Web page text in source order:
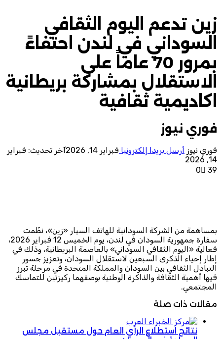
زين تدعم اليوم الثقافي
السوداني في لندن احتفاءً
بمرور 70 عاماً على
الاستقلال بمشاركة بريطانية
اكاديمية ثقافية
فوري نيوز
فوري نيوز أرسل بريدا إلكترونيا فبراير 14, 2026
آخر تحديث: فبراير
14, 2026
0
39
بمساهمة من الشركة السودانية للهاتف السيار «زين»، نظّمت
سفارة جمهورية السودان في لندن، يوم الخميس 12 فبراير 2026،
فعالية «اليوم الثقافي السوداني» بالعاصمة البريطانية، وذلك في
إطار إحياء الذكرى السبعين لاستقلال السودان، وتعزيز جسور
التبادل الثقافي بين السودان والمملكة المتحدة في مرحلة تبرز
فيها أهمية الثقافة والذاكرة الوطنية بوصفهما ركيزتين للتماسك
المجتمعي.
مقالات ذات صلة
نتائج استطلاع الرأي العام حول مستقبل مجلس